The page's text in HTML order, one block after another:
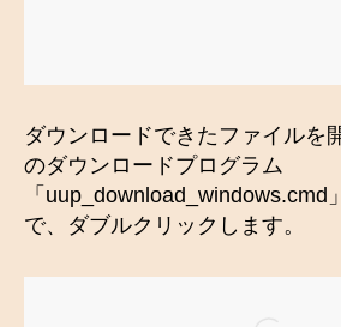
ダウンロードできたファイルを
のダウンロードプログラム
「uup_download_windows.cmd
で、ダブルクリックします。